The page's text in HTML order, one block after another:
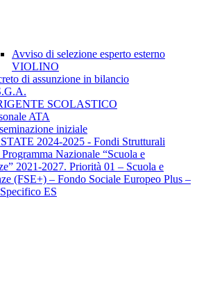
Avviso di selezione esperto esterno
VIOLINO
di assunzione in bilancio
SCOLASTICO
ATA
iniziale
2024-2025 - Fondi Strutturali
Nazionale “Scuola e
2021-2027. Priorità 01 – Scuola e
(FSE+) – Fondo Sociale Europeo Plus –
ES